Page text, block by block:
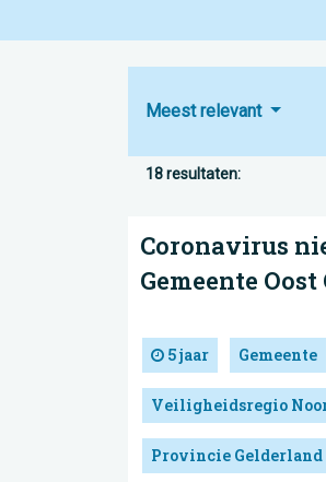
Meest relevant
18 resultaten:
Coronavirus
Gemeente Oost
5 jaar Gemeente
Veiligheidsregio
Provincie Gelderland